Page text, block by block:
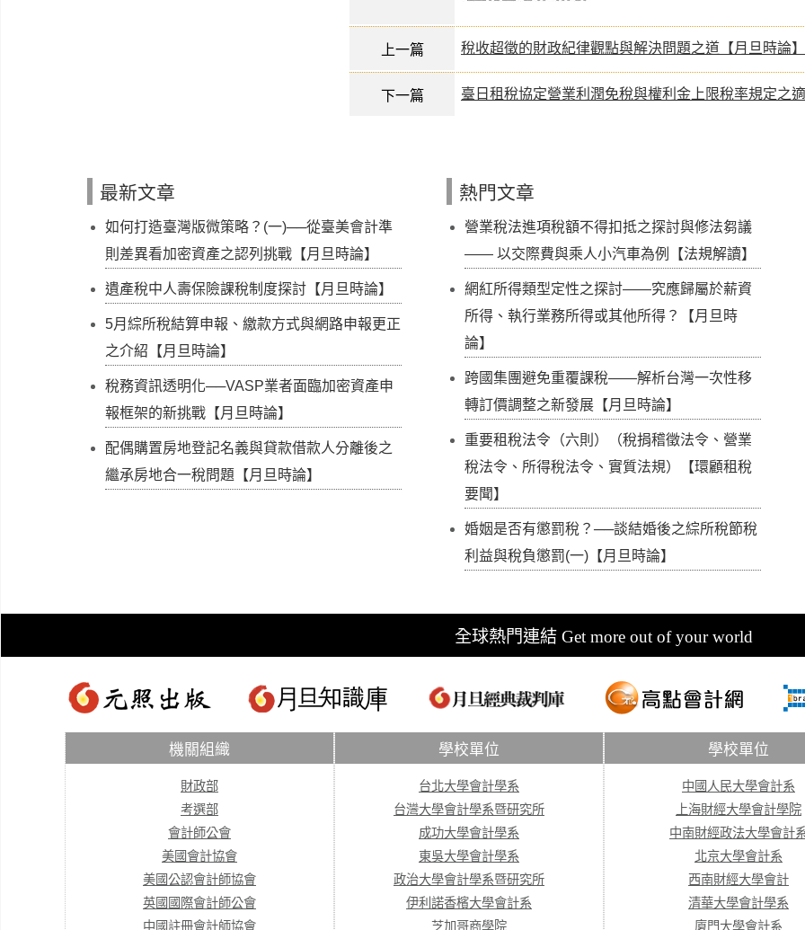
上一篇 稅收超徵的財政紀律觀點與解決問題之道【月旦時論】
下一篇 臺日租稅協定營業利潤免稅與權利金上限稅率規定之適
最新文章
如何打造臺灣版微策略？(一)──從臺美會計準
則差異看加密資產之認列挑戰【月旦時論】
遺產稅中人壽保險課稅制度探討【月旦時論】
5月綜所稅結算申報、繳款方式與網路申報更正
之介紹【月旦時論】
稅務資訊透明化──VASP業者面臨加密資產申
報框架的新挑戰【月旦時論】
配偶購置房地登記名義與貸款借款人分離後之
繼承房地合一稅問題【月旦時論】
熱門文章
營業稅法進項稅額不得扣抵之探討與修法芻議
—— 以交際費與乘人小汽車為例【法規解讀】
網紅所得類型定性之探討——究應歸屬於薪資
所得、執行業務所得或其他所得？【月旦時
論】
跨國集團避免重覆課稅——解析台灣一次性移
轉訂價調整之新發展【月旦時論】
重要租稅法令（六則）（稅捐稽徵法令、營業
稅法令、所得稅法令、實質法規）【環顧租稅
要聞】
婚姻是否有懲罰稅？──談結婚後之綜所稅節稅
利益與稅負懲罰(一)【月旦時論】
全球熱門連結 Get more out of your world
機關組織
財政部
考選部
會計師公會
美國會計協會
美國公認會計師協會
英國國際會計師公會
中國註冊會計師協會
學校單位
台北大學會計學系
台灣大學會計學系暨研究所
成功大學會計學系
東吳大學會計學系
政治大學會計學系暨研究所
伊利諾香檳大學會計系
芝加哥商學院
學校單位
中國人民大學會計系
上海財經大學會計學院
中南財經政法大學會計
北京大學會計系
西南財經大學會計
清華大學會計學系
廈門大學會計系